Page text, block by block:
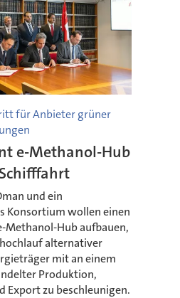
für Anbieter grüner
e-Methanol-Hub
und ein
Konsortium wollen einen
Methanol-Hub aufbauen,
alternativer
mit an einem
Produktion,
Export zu beschleunigen.